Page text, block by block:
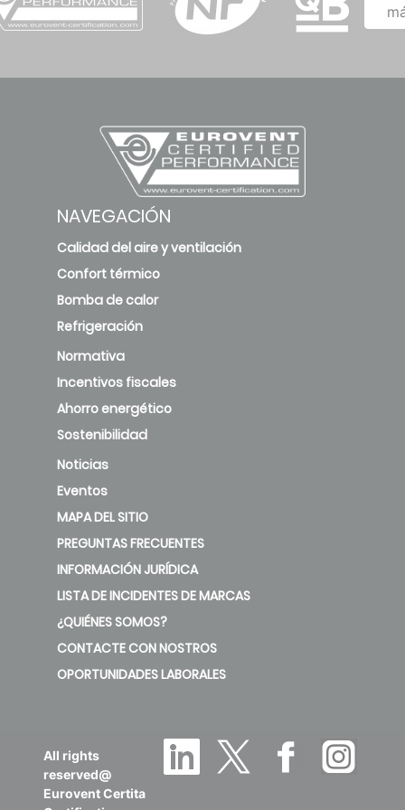
new
ARXC35D /
deleted
ARXC35E /
ATXC35E
new
ATXC50D
ARXC50E /
ATXC50E
ARXC60D /
ATXC60D
ARXC60E /
ATXC60E
NAVEGACIÓN
Calidad del aire y ventilación
Confort térmico
Bomba de calor
Refrigeración
Normativa
Incentivos fiscales
Ahorro energético
Sostenibilidad
Noticias
Eventos
MAPA DEL SITIO
PREGUNTAS FRECUENTES
INFORMACIÓN JURÍDICA
LISTA DE INCIDENTES DE MARCAS
¿QUIÉNES SOMOS?
CONTACTE CON NOSTROS
OPORTUNIDADES LABORALES
All rights
reserved@
Eurovent Certita